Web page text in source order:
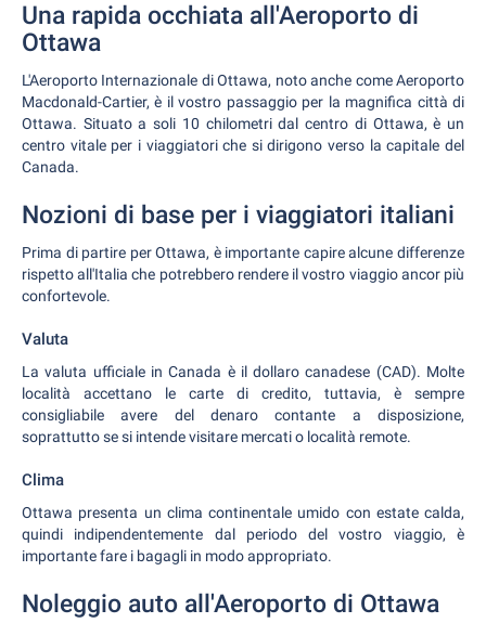
Una rapida occhiata all'Aeroporto di
Ottawa
L'Aeroporto Internazionale di Ottawa, noto anche come Aeroporto
Macdonald-Cartier, è il vostro passaggio per la magnifica città di
Ottawa. Situato a soli 10 chilometri dal centro di Ottawa, è un
centro vitale per i viaggiatori che si dirigono verso la capitale del
Canada.
Nozioni di base per i viaggiatori italiani
Prima di partire per Ottawa, è importante capire alcune differenze
rispetto all'Italia che potrebbero rendere il vostro viaggio ancor più
confortevole.
Valuta
La valuta ufficiale in Canada è il dollaro canadese (CAD). Molte
località accettano le carte di credito, tuttavia, è sempre
consigliabile avere del denaro contante a disposizione,
soprattutto se si intende visitare mercati o località remote.
Clima
Ottawa presenta un clima continentale umido con estate calda,
quindi indipendentemente dal periodo del vostro viaggio, è
importante fare i bagagli in modo appropriato.
Noleggio auto all'Aeroporto di Ottawa